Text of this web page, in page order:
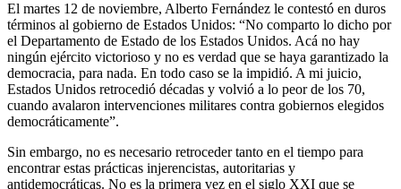
El martes 12 de noviembre, Alberto Fernández le contestó en duros
términos al gobierno de Estados Unidos: “No comparto lo dicho por
el Departamento de Estado de los Estados Unidos. Acá no hay
ningún ejército victorioso y no es verdad que se haya garantizado la
democracia, para nada. En todo caso se la impidió. A mi juicio,
Estados Unidos retrocedió décadas y volvió a lo peor de los 70,
cuando avalaron intervenciones militares contra gobiernos elegidos
democráticamente”.
Sin embargo, no es necesario retroceder tanto en el tiempo para
encontrar estas prácticas injerencistas, autoritarias y
antidemocráticas. No es la primera vez en el siglo XXI que se